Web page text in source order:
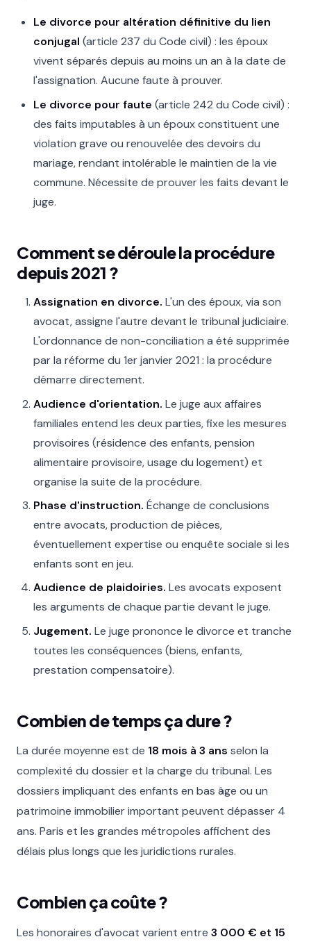
Le divorce pour altération définitive du lien
conjugal (article 237 du Code civil) : les époux
vivent séparés depuis au moins un an à la date de
l'assignation. Aucune faute à prouver.
Le divorce pour faute (article 242 du Code civil) :
des faits imputables à un époux constituent une
violation grave ou renouvelée des devoirs du
mariage, rendant intolérable le maintien de la vie
commune. Nécessite de prouver les faits devant le
juge.
Comment se déroule la procédure
depuis 2021 ?
Assignation en divorce. L'un des époux, via son
avocat, assigne l'autre devant le tribunal judiciaire.
L'ordonnance de non-conciliation a été supprimée
par la réforme du 1er janvier 2021 : la procédure
démarre directement.
Audience d'orientation. Le juge aux affaires
familiales entend les deux parties, fixe les mesures
provisoires (résidence des enfants, pension
alimentaire provisoire, usage du logement) et
organise la suite de la procédure.
Phase d'instruction. Échange de conclusions
entre avocats, production de pièces,
éventuellement expertise ou enquête sociale si les
enfants sont en jeu.
Audience de plaidoiries. Les avocats exposent
les arguments de chaque partie devant le juge.
Jugement. Le juge prononce le divorce et tranche
toutes les conséquences (biens, enfants,
prestation compensatoire).
Combien de temps ça dure ?
La durée moyenne est de 18 mois à 3 ans selon la
complexité du dossier et la charge du tribunal. Les
dossiers impliquant des enfants en bas âge ou un
patrimoine immobilier important peuvent dépasser 4
ans. Paris et les grandes métropoles affichent des
délais plus longs que les juridictions rurales.
Combien ça coûte ?
Les honoraires d'avocat varient entre 3 000 € et 15